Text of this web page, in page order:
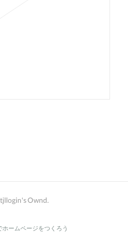
Ownd.
ホームページをつくろう